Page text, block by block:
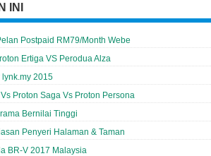
INI
Postpaid RM79/Month Webe
Ertiga VS Perodua Alza
2015
Proton Saga Vs Proton Persona
Bernilai Tinggi
Penyeri Halaman & Taman
BR-V 2017 Malaysia